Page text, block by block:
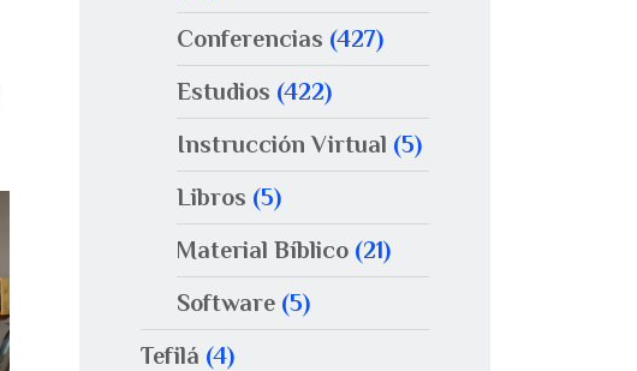
Conferencias (427)
Estudios (422)
Instrucción Virtual (5)
Libros (5)
Material Bíblico (21)
Software (5)
Tefilá (4)